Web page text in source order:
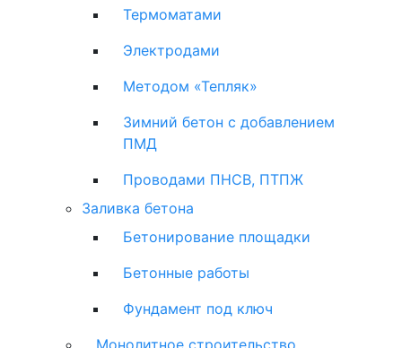
Термоматами
Электродами
Методом «Тепляк»
Зимний бетон с добавлением
ПМД
Проводами ПНСВ, ПТПЖ
Заливка бетона
Бетонирование площадки
Бетонные работы
Фундамент под ключ
Монолитное строительство